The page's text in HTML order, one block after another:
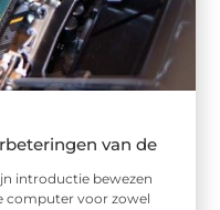
van de
introductie bewezen
computer voor zowel